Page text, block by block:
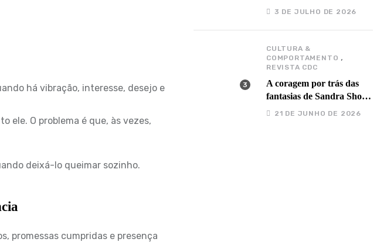
há vibração, interesse, desejo e
ele. O problema é que, às vezes,
deixá-lo queimar sozinho.
promessas cumpridas e presença
(PSOL) sobre relação com
3 DE JULHO DE 2026
CULTURA &
COMPORTAMENTO ,
REVISTA CDC
A coragem por trás das
fantasias de Sandra Show
de Icoaraci
21 DE JUNHO DE 2026